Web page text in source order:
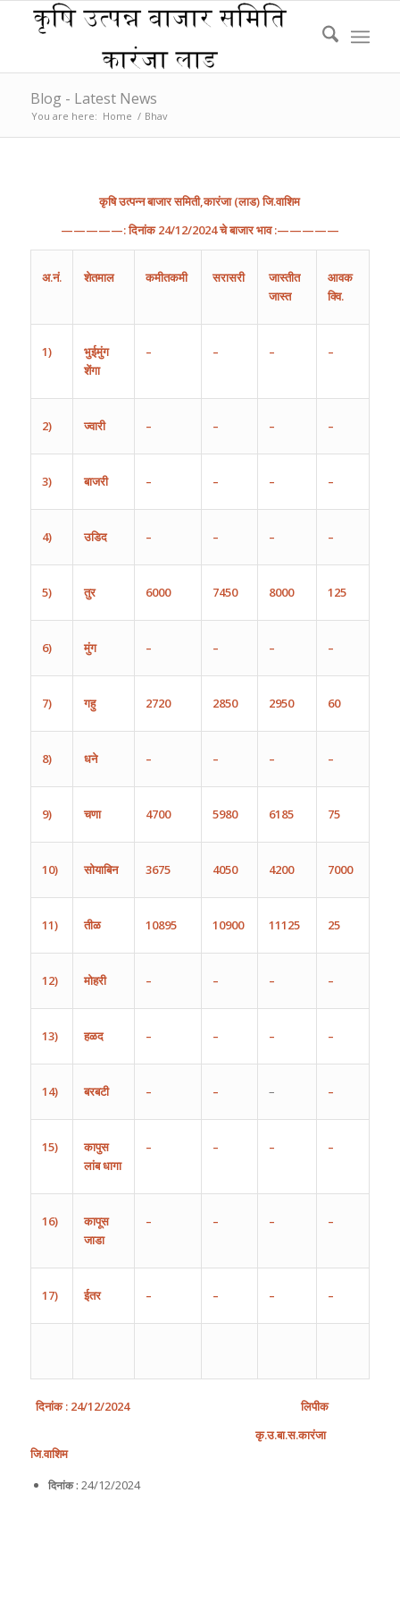
Blog - Latest News
You are here: Home / Bhav
कृषिउत्पन्नबाजारसमिती,कारंजा(लाड)जि.वाशिम
—————:दिनांक24/12/2024चेबाजारभाव:—————
अ.नं. शेतमाल कमीतकमी सरासरी
जास्तीत
जास्त
आवक
क्वि.
1)
भुईमुंग
शेंगा
– – – –
2) ज्वारी – – – –
3) बाजरी – – – –
4) उडिद – – – –
5) तुर 6000 7450 8000 125
6) मुंग – – – –
7) गहु 2720 2850 2950 60
8) धने – – – –
9) चणा 4700 5980 6185 75
10) सोयाबिन 3675 4050 4200 7000
11) तीळ 10895 10900 11125 25
12) मोहरी – – – –
13) हळद – – – –
14) बरबटी – – – –
15)
कापुस
लांबधागा
– – – –
16)
कापूस
जाडा
– – – –
17) ईतर – – – –
दिनांक : 24/12/2024
लिपीक
कृ.उ.बा.स.कारंजा
जि.वाशिम
दिनांक : 24/12/2024